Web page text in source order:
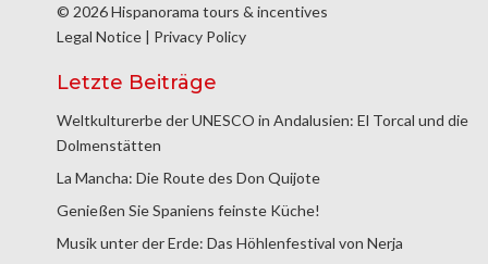
© 2026 Hispanorama tours & incentives
Legal Notice | Privacy Policy
Letzte Beiträge
Weltkulturerbe der UNESCO in Andalusien: El Torcal und die
Dolmenstätten
La Mancha: Die Route des Don Quijote
Genießen Sie Spaniens feinste Küche!
Musik unter der Erde: Das Höhlenfestival von Nerja